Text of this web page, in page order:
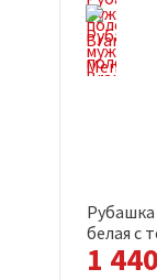
Рубашка
белая с
1